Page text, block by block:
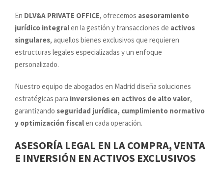
En DLV&A PRIVATE OFFICE, ofrecemos asesoramiento
jurídico integralen la gestión y transacciones de activos
singulares, aquellos bienes exclusivos que requieren
estructuras legales especializadas y un enfoque
personalizado.
Nuestro equipo de abogados en Madrid diseña soluciones
estratégicas para inversiones en activos de alto valor,
garantizando seguridad jurídica, cumplimiento normativo
y optimización fiscalen cada operación.
ASESORÍA LEGAL EN LA COMPRA, VENTA
E INVERSIÓN EN ACTIVOS EXCLUSIVOS